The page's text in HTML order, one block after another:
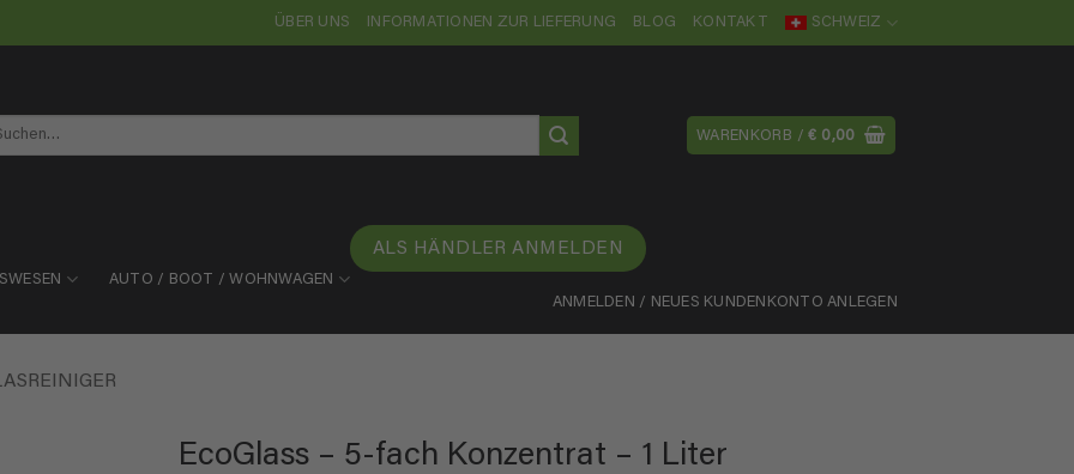
ÜBER UNS INFORMATIONEN ZUR LIEFERUNG BLOG KONTAKT SCHWEIZ
WARENKORB /€ 0,00
AUTO / BOOT / WOHNWAGEN
ALS HÄNDLER ANMELDEN
ANMELDEN / NEUES KUNDENKONTO ANLEGEN
EcoGlass – 5-fach Konzentrat – 1 Liter